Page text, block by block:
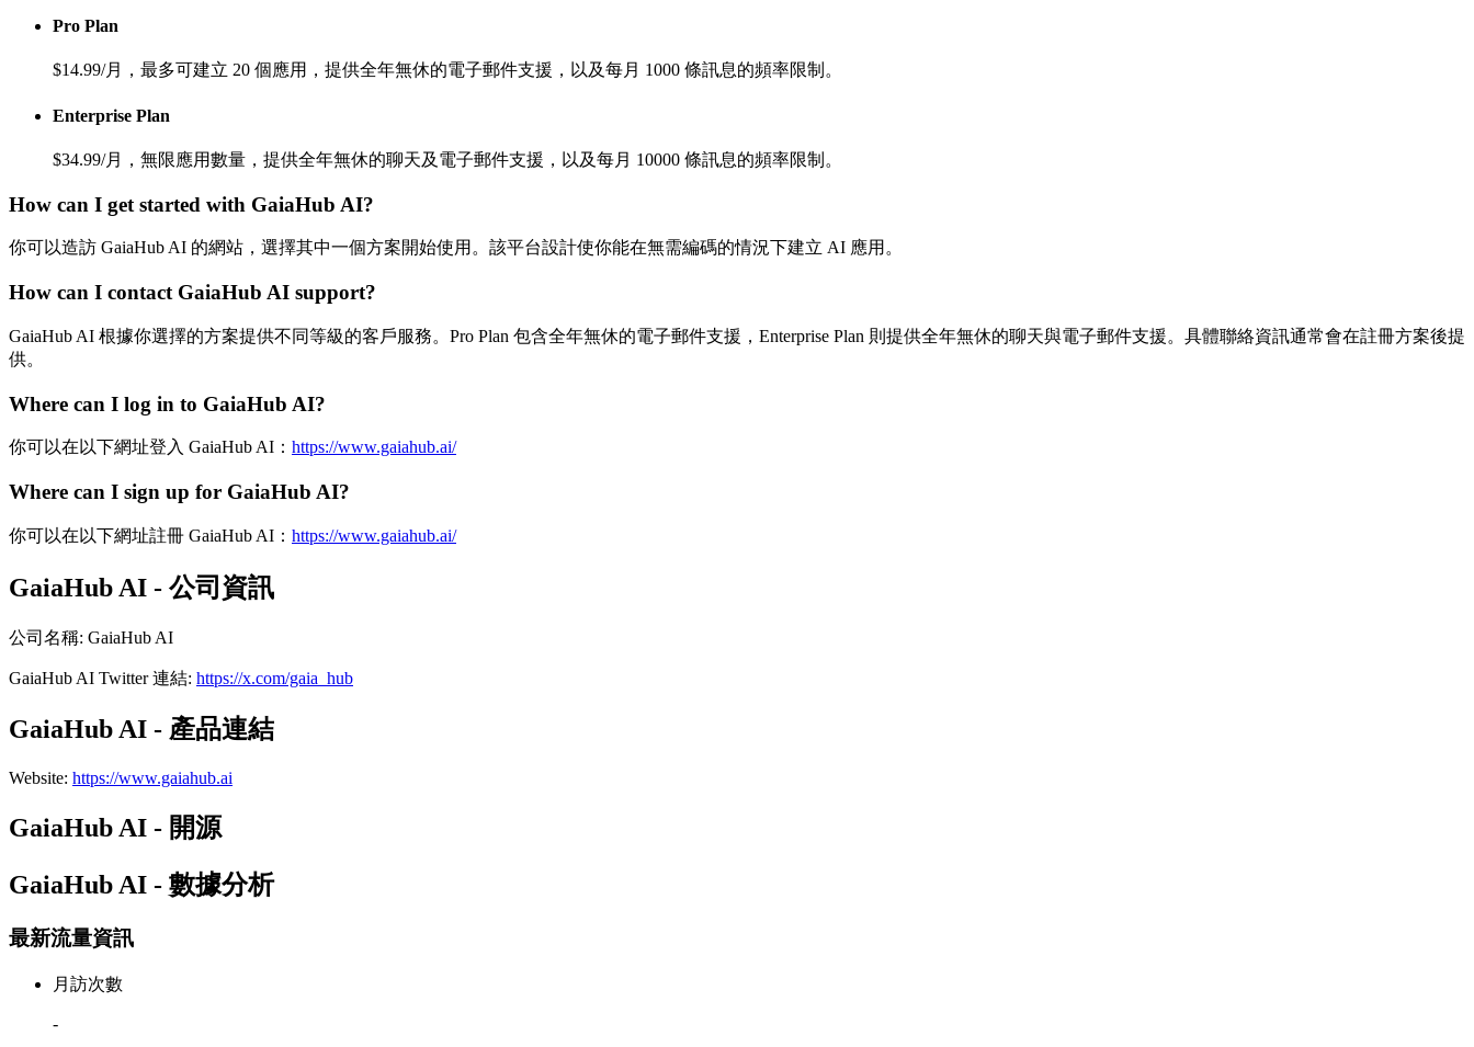
Pro Plan
$14.99/月，最多可建立 20 個應用，提供全年無休的電子郵件支援，以及每月 1000 條訊息的頻率限制。
Enterprise Plan
$34.99/月，無限應用數量，提供全年無休的聊天及電子郵件支援，以及每月 10000 條訊息的頻率限制。
How can I get started with GaiaHub AI?
你可以造訪 GaiaHub AI 的網站，選擇其中一個方案開始使用。該平台設計使你能在無需編碼的情況下建立 AI 應用。
How can I contact GaiaHub AI support?
GaiaHub AI 根據你選擇的方案提供不同等級的客戶服務。Pro Plan 包含全年無休的電子郵件支援，Enterprise Plan 則提供全年無休的聊天與電子郵件支援。具體聯絡資訊通常會在註冊方案後提
供。
Where can I log in to GaiaHub AI?
你可以在以下網址登入 GaiaHub AI： https://www.gaiahub.ai/
Where can I sign up for GaiaHub AI?
你可以在以下網址註冊 GaiaHub AI： https://www.gaiahub.ai/
GaiaHub AI - 公司資訊
公司名稱: GaiaHub AI
GaiaHub AI Twitter 連結: https://x.com/gaia_hub
GaiaHub AI - 產品連結
Website: https://www.gaiahub.ai
GaiaHub AI - 開源
GaiaHub AI - 數據分析
最新流量資訊
月訪次數
-